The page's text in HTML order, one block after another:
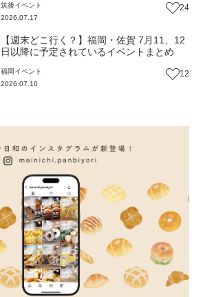
筑後イベント
2026.07.17
24
【週末どこ行く？】福岡・佐賀 7月11、12
日以降に予定されているイベントまとめ
福岡 イベント
2026.07.10
12